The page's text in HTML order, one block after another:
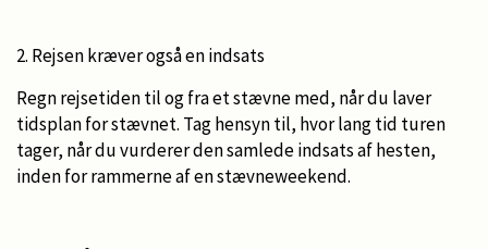
2. Rejsen kræver også en indsats
Regn rejsetiden til og fra et stævne med, når du laver
tidsplan for stævnet. Tag hensyn til, hvor lang tid turen
tager, når du vurderer den samlede indsats af hesten,
inden for rammerne af en stævneweekend.